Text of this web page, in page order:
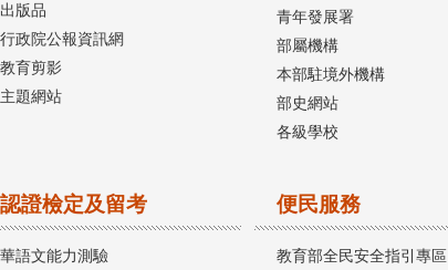
出版品
行政院公報資訊網
教育剪影
主題網站
青年發展署
部屬機構
本部駐境外機構
部史網站
各級學校
認證檢定及留考
華語文能力測驗
便民服務
教育部全民安全指引專區